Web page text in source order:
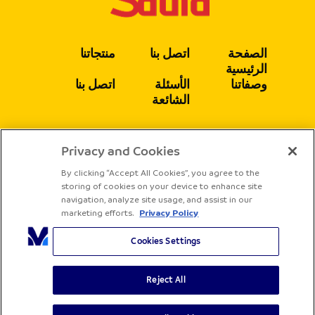
الصفحة
الرئيسية
وصفاتنا
اتصل بنا
الأسئلة
الشائعة
منتجاتنا
اتصل بنا
يتبع
جميع الحقوق محفوظة لشركة ساديا
الشروط والأحكام
سياسة الخصوصية
Privacy and Cookies
By clicking “Accept All Cookies”, you agree to the
storing of cookies on your device to enhance site
navigation, analyze site usage, and assist in our
marketing efforts. Privacy Policy
Cookies Settings
Reject All